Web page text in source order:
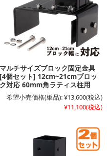
マルチサイズブロック固定金具
[4個セット] 12cm~21cmブロッ
ク対応 60mm角ラティス柱用
希望小売価格(単品):¥13,600(税込)
¥11,100(税込)